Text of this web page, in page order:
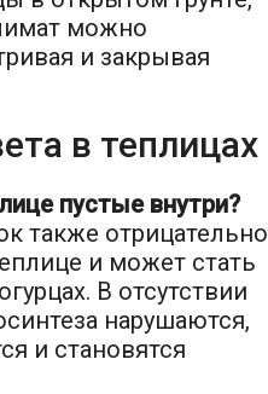
можно
и закрывая
в теплицах
пустые внутри?
также отрицательно
и может стать
В отсутствии
нарушаются,
и становятся